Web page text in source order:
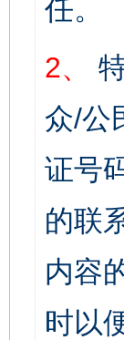
任。
2、
众/公
证号
的联
内容
时以